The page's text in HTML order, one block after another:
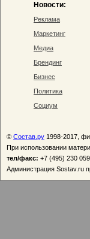
Новости:
Реклама
Маркетинг
Медиа
Брендинг
Бизнес
Политика
Социум
© Состав.ру 1998-2017,
При использовании
тел/факс: +7 (495) 230
Администрация Sostav.ru